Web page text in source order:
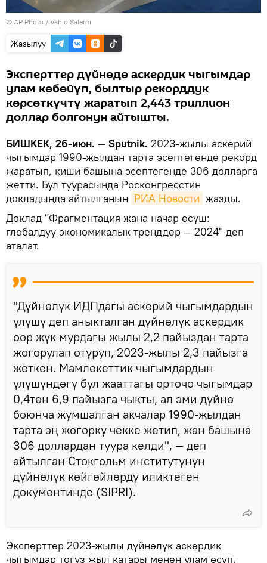
© AP Photo / Vahid Salemi
Жазылуу
Эксперттер дүйнөдө аскердик чыгымдар
улам көбөйүп, былтыр рекорддук
көрсөткүчтү жаратып 2,443 триллион
доллар болгонун айтышты.
БИШКЕК, 26-июн. — Sputnik. 2023-жылы аскерий
чыгымдар 1990-жылдан тарта эсептегенде рекорд
жаратып, киши башына эсептегенде 306 долларга
жетти. Бул туурасында Росконгресстин
докладында айтылганын РИА Новости жазды.
Доклад "Фрагментация жана начар өсүш:
глобалдуу экономикалык тренддер — 2024" деп
аталат.
"Дүйнөлүк ИДПдагы аскерий чыгымдардын
үлүшү деп аныкталган дүйнөлүк аскердик
оор жүк мурдагы жылы 2,2 пайыздан тарта
жогорулап отуруп, 2023-жылы 2,3 пайызга
жеткен. Мамлекеттик чыгымдардын
үлүшүндөгү бул жааттагы орточо чыгымдар
0,4төн 6,9 пайызга чыкты, ал эми дүйнө
боюнча жумшалган акчалар 1990-жылдан
тарта эң жогорку чекке жетип, жан башына
306 доллардан туура келди", — деп
айтылган Стокгольм институтунун
дүйнөлүк көйгөйлөрдү иликтеген
документинде (SIPRI).
Эксперттер 2023-жылы дүйнөлүк аскердик
чыгымдар тогуз жыл катары менен улам өсүп,